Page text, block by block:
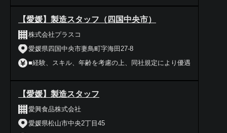
【愛媛】製造スタッフ（四国中央市）
株式会社プラスコ
愛媛県四国中央市妻鳥町字海田27-8
■経験、スキル、年齢を考慮の上、同社規定により優遇
【愛媛】製造スタッフ
愛興食品株式会社
愛媛県松山市中央2丁目45